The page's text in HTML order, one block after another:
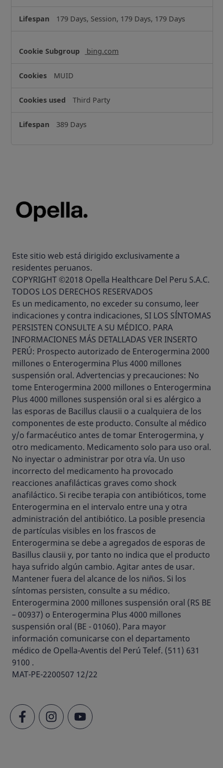
179 Days, Session, 179 Days, 179 Days
bing.com
MUID
Third Party
389 Days
Este sitio web está dirigido exclusivamente a
residentes peruanos.
COPYRIGHT ©2018 Opella Healthcare Del Peru S.A.C.
TODOS LOS DERECHOS RESERVADOS
Es un medicamento, no exceder su consumo, leer
indicaciones y contra indicaciones, SI LOS SÍNTOMAS
PERSISTEN CONSULTE A SU MÉDICO. PARA
INFORMACIONES MÁS DETALLADAS VER INSERTO
PERÚ: Prospecto autorizado de Enterogermina 2000
millones o Enterogermina Plus 4000 millones
suspensión oral. Advertencias y precauciones: No
tome Enterogermina 2000 millones o Enterogermina
Plus 4000 millones suspensión oral si es alérgico a
las esporas de Bacillus clausii o a cualquiera de los
componentes de este producto. Consulte al médico
y/o farmacéutico antes de tomar Enterogermina, y
otro medicamento. Medicamento solo para uso oral.
No inyectar o administrar por otra vía. Un uso
incorrecto del medicamento ha provocado
reacciones anafilácticas graves como shock
anafiláctico. Si recibe terapia con antibióticos, tome
Enterogermina en el intervalo entre una y otra
administración del antibiótico. La posible presencia
de partículas visibles en los frascos de
Enterogermina se debe a agregados de esporas de
Basillus clausii y, por tanto no indica que el producto
haya sufrido algún cambio. Agitar antes de usar.
Mantener fuera del alcance de los niños. Si los
síntomas persisten, consulte a su médico.
Enterogermina 2000 millones suspensión oral (RS BE
– 00937) o Enterogermina Plus 4000 millones
suspensión oral (BE - 01060). Para mayor
información comunicarse con el departamento
médico de Opella-Aventis del Perú Telef. (511) 631
9100 .
MAT-PE-2200507 12/22